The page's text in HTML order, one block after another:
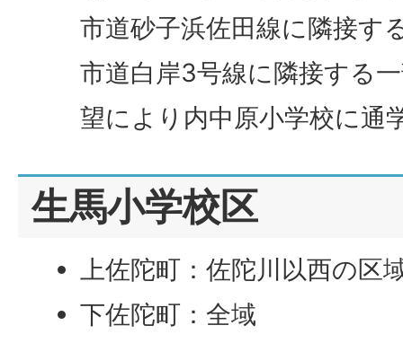
市道砂子浜佐田線に隣接す
市道白岸3号線に隣接する
望により内中原小学校に通
生馬小学校区
上佐陀町：佐陀川以西の区
下佐陀町：全域